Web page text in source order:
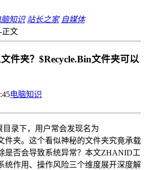
脑知识 站长之家 自媒体
-正文
件夹？$Recycle.Bin文件夹可以
电脑知识
目录下，用户常会发现名为
件夹。这个看似神秘的文件夹究竟承载
是否会导致系统异常？本文ZHANID工
统作用、操作风险三个维度展开深度解